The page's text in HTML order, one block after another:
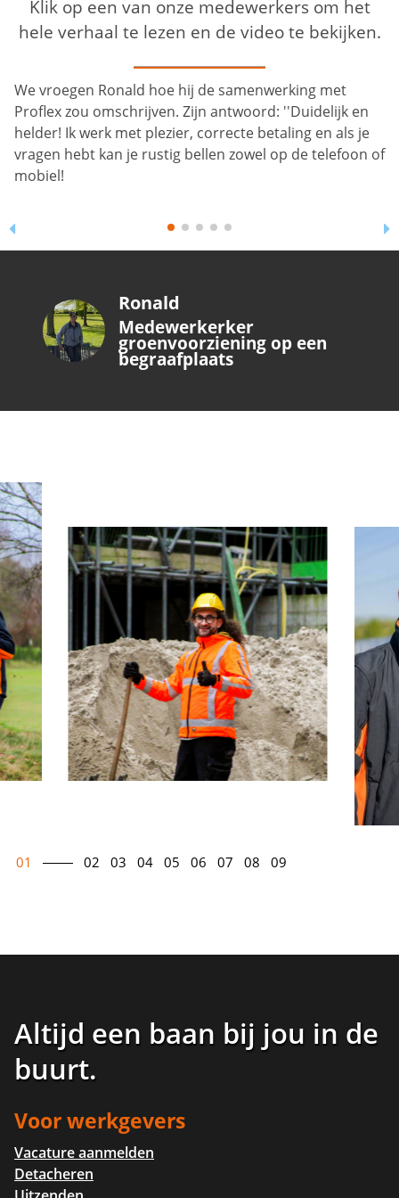
Klik op een van onze medewerkers om het
hele verhaal te lezen en de video te bekijken.
Ronald
Medewerkerker
groenvoorziening op een
begraafplaats
01 02 03 04 05 06 07 08 09
Altijd een baan bij jou in de
buurt.
Voor werkgevers
Vacature aanmelden
Detacheren